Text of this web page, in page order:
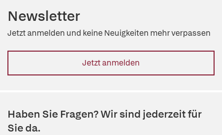
Newsletter
Jetzt anmelden und keine Neuigkeiten mehr verpassen
Jetzt anmelden
Haben Sie Fragen? Wir sind jederzeit für
Sie da.